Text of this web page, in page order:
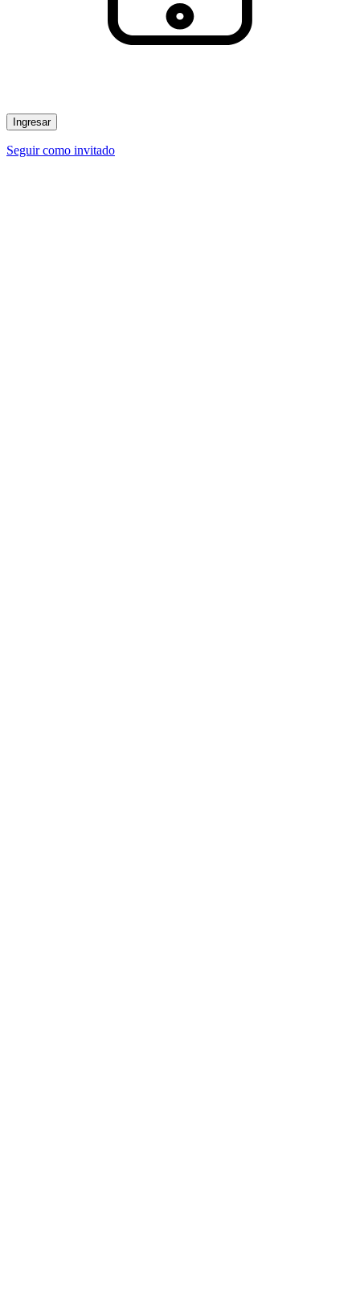
Ingresar
Seguir como invitado